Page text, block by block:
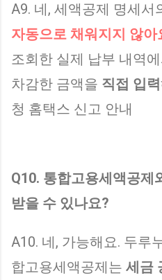
A9. 네, 세액공제 명세
자동으로 채워지지 않아
조회한 실제 납부 내역
차감한 금액을 직접 입력
청 홈택스 신고 안내
Q10. 통합고용세액공제
받을 수 있나요?
A10. 네, 가능해요. 두루
합고용세액공제는 세금